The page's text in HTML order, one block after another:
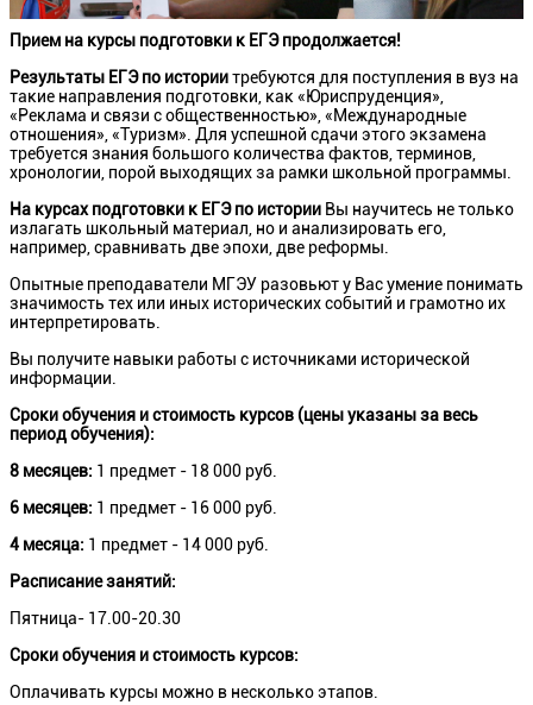
Прием на курсы подготовки к ЕГЭ продолжается!
Результаты ЕГЭ по историитребуются для поступления в вуз на
такие направления подготовки, как «Юриспруденция»,
«Реклама и связи с общественностью», «Международные
отношения», «Туризм». Для успешной сдачи этого экзамена
требуется знания большого количества фактов, терминов,
хронологии, порой выходящих за рамки школьной программы.
На курсах подготовки к ЕГЭ по истории Вы научитесь не только
излагать школьный материал, но и анализировать его,
например, сравнивать две эпохи, две реформы.
Опытные преподаватели МГЭУ разовьют у Вас умение понимать
значимость тех или иных исторических событий и грамотно их
интерпретировать.
Вы получите навыки работы с источниками исторической
информации.
Сроки обучения и стоимость курсов (цены указаны за весь
период обучения):
8 месяцев: 1 предмет - 18 000 руб.
6 месяцев: 1 предмет - 16 000 руб.
4 месяца: 1 предмет - 14 000 руб.
Расписание занятий:
Пятница- 17.00-20.30
Сроки обучения и стоимость курсов:
Оплачивать курсы можно в несколько этапов.